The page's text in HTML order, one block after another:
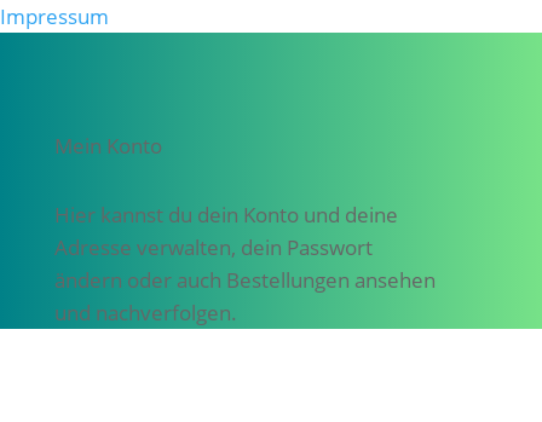
Impressum
Mein Konto
Hier kannst du dein Konto und deine
Adresse verwalten, dein Passwort
ändern oder auch Bestellungen ansehen
und nachverfolgen.